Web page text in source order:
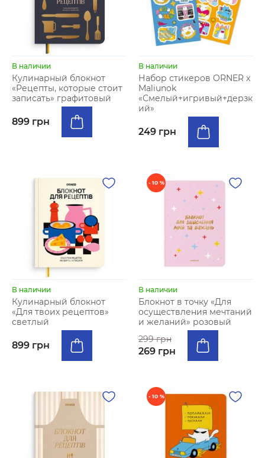
В наличии
Кулинарный блокнот
«Рецепты, которые стоит
записать» графитовый
899 грн
В наличии
Набор стикеров ORNER x
Maliunok
«Смелый+игривый+дерзк
ий»
249 грн
В наличии
Кулинарный блокнот
«Для твоих рецептов»
светлый
899 грн
- 10 %
В наличии
Блокнот в точку «Для
осуществления мечтаний
и желаний» розовый
299 грн
269 грн
- 10 %